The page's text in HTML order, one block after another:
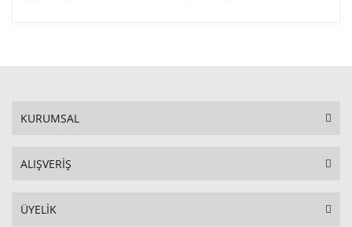
KURUMSAL
ALIŞVERİŞ
ÜYELİK